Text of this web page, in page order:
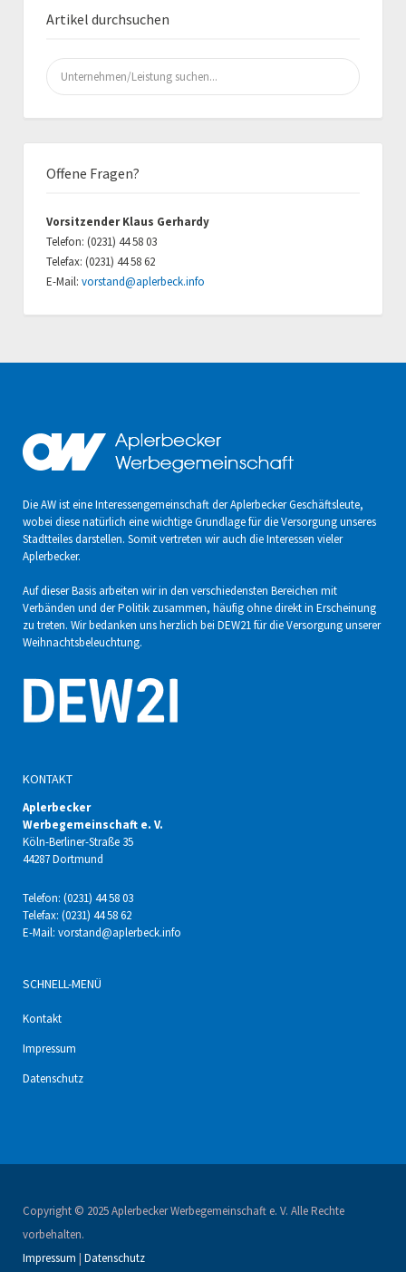
Artikel durchsuchen
Suchen
nach:
Offene Fragen?
Vorsitzender Klaus Gerhardy
Telefon: (0231) 44 58 03
Telefax: (0231) 44 58 62
E-Mail: vorstand@aplerbeck.info
Die AW ist eine Interessengemeinschaft der Aplerbecker Geschäftsleute,
wobei diese natürlich eine wichtige Grundlage für die Versorgung unseres
Stadtteiles darstellen. Somit vertreten wir auch die Interessen vieler
Aplerbecker.
Auf dieser Basis arbeiten wir in den verschiedensten Bereichen mit
Verbänden und der Politik zusammen, häufig ohne direkt in Erscheinung
zu treten. Wir bedanken uns herzlich bei DEW21 für die Versorgung unserer
Weihnachtsbeleuchtung.
KONTAKT
Aplerbecker
Werbegemeinschaft e. V.
Köln-Berliner-Straße 35
44287 Dortmund
Telefon: (0231) 44 58 03
Telefax: (0231) 44 58 62
E-Mail: vorstand@aplerbeck.info
SCHNELL-MENÜ
Kontakt
Impressum
Datenschutz
Copyright © 2025 Aplerbecker Werbegemeinschaft e. V. Alle Rechte
vorbehalten.
Impressum | Datenschutz